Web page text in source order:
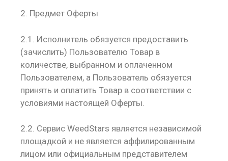
2. Предмет Оферты
2.1. Исполнитель обязуется предоставить
(зачислить) Пользователю Товар в
количестве, выбранном и оплаченном
Пользователем, а Пользователь обязуется
принять и оплатить Товар в соответствии с
условиями настоящей Оферты.
2.2. Сервис WeedStars является независимой
площадкой и не является аффилированным
лицом или официальным представителем